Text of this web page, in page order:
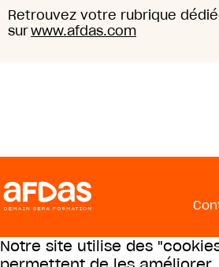
Retrouvez votre rubrique
surwww.afdas.com
Notre site utilise des